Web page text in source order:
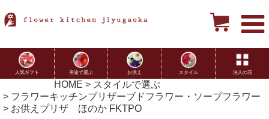
人気ギフト 用途で選ぶ お供え スタイル 法人の花
HOME
スタイルで選ぶ
フラワーキッチンプリザーブドフラワー・ソープフラワー
お供えプリザ ほのか FKTPO